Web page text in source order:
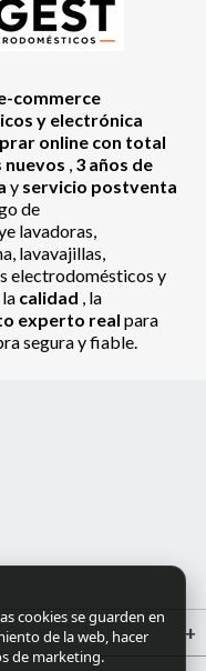
commerce
y electrónica
online con total
, 3 años de
y servicio postventa
de
lavadoras,
lavavajillas,
electrodomésticos y
calidad , la
experto real para
segura y fiable.
cookies se guarden en
de la web, hacer
de marketing.